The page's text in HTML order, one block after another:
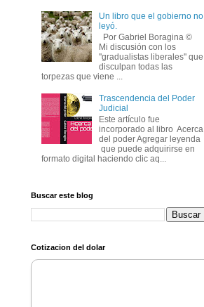
Un libro que el gobierno no
leyó.
Por Gabriel Boragina ©
Mi discusión con los
''gradualistas liberales'' que
disculpan todas las
torpezas que viene ...
Trascendencia del Poder
Judicial
Este artículo fue
incorporado al libro Acerca
del poder Agregar leyenda
que puede adquirirse en
formato digital haciendo clic aq...
Buscar este blog
Cotizacion del dolar